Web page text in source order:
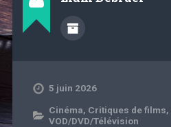
5 juin 2026
Cinéma, Critiques de films,
VOD/DVD/Télévision